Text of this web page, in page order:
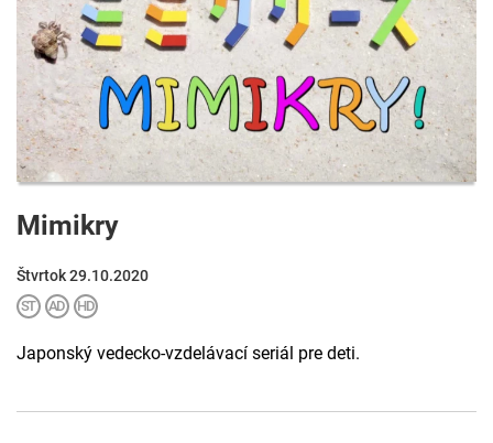
Mimikry
Štvrtok 29.10.2020
Japonský vedecko-vzdelávací seriál pre deti.